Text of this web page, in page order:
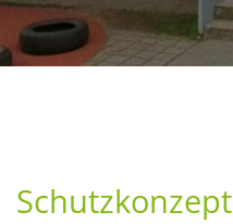
Schutzkonzept